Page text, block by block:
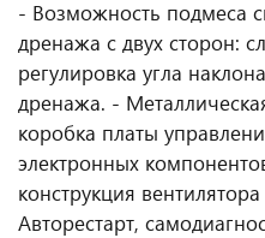
- Возможность подмеса
дренажа с двух сторон:
регулировка угла
дренажа. -
коробка платы
электронных
конструкция
Авторестарт,